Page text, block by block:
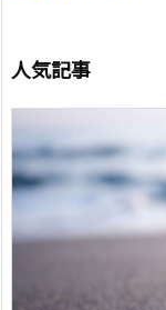
人気記事